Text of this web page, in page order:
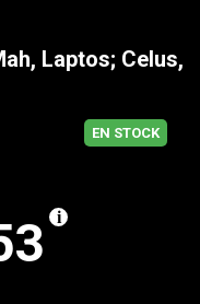
Laptos; Celus,
EN STOCK